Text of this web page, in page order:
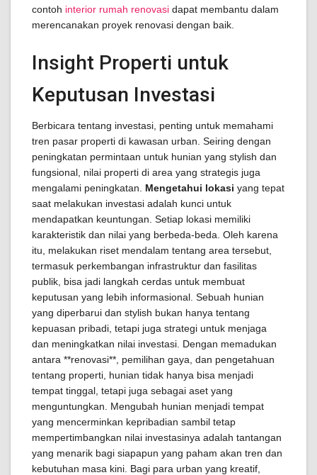
contoh interior rumah renovasi dapat membantu dalam
merencanakan proyek renovasi dengan baik.
Insight Properti untuk
Keputusan Investasi
Berbicara tentang investasi, penting untuk memahami
tren pasar properti di kawasan urban. Seiring dengan
peningkatan permintaan untuk hunian yang stylish dan
fungsional, nilai properti di area yang strategis juga
mengalami peningkatan. Mengetahui lokasi yang tepat
saat melakukan investasi adalah kunci untuk
mendapatkan keuntungan. Setiap lokasi memiliki
karakteristik dan nilai yang berbeda-beda. Oleh karena
itu, melakukan riset mendalam tentang area tersebut,
termasuk perkembangan infrastruktur dan fasilitas
publik, bisa jadi langkah cerdas untuk membuat
keputusan yang lebih informasional. Sebuah hunian
yang diperbarui dan stylish bukan hanya tentang
kepuasan pribadi, tetapi juga strategi untuk menjaga
dan meningkatkan nilai investasi. Dengan memadukan
antara **renovasi**, pemilihan gaya, dan pengetahuan
tentang properti, hunian tidak hanya bisa menjadi
tempat tinggal, tetapi juga sebagai aset yang
menguntungkan. Mengubah hunian menjadi tempat
yang mencerminkan kepribadian sambil tetap
mempertimbangkan nilai investasinya adalah tantangan
yang menarik bagi siapapun yang paham akan tren dan
kebutuhan masa kini. Bagi para urban yang kreatif,